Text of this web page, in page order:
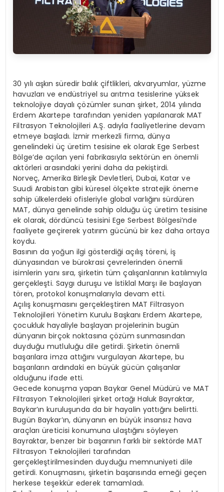
30 yılı aşkın süredir balık çiftlikleri, akvaryumlar, yüzme
havuzları ve endüstriyel su arıtma tesislerine yüksek
teknolojiye dayalı çözümler sunan şirket, 2014 yılında
Erdem Akartepe tarafından yeniden yapılanarak MAT
Filtrasyon Teknolojileri A.Ş. adıyla faaliyetlerine devam
etmeye başladı. İzmir merkezli firma, dünya
genelindeki üç üretim tesisine ek olarak Ege Serbest
Bölge’de açılan yeni fabrikasıyla sektörün en önemli
aktörleri arasındaki yerini daha da pekiştirdi.
Norveç, Amerika Birleşik Devletleri, Dubai, Katar ve
Suudi Arabistan gibi küresel ölçekte stratejik öneme
sahip ülkelerdeki ofisleriyle global varlığını sürdüren
MAT, dünya genelinde sahip olduğu üç üretim tesisine
ek olarak, dördüncü tesisini Ege Serbest Bölgesi’nde
faaliyete geçirerek yatırım gücünü bir kez daha ortaya
koydu.
Basının da yoğun ilgi gösterdiği açılış töreni, iş
dünyasından ve bürokrasi çevrelerinden önemli
isimlerin yanı sıra, şirketin tüm çalışanlarının katılımıyla
gerçekleşti. Saygı duruşu ve İstiklal Marşı ile başlayan
tören, protokol konuşmalarıyla devam etti.
Açılış konuşmasını gerçekleştiren MAT Filtrasyon
Teknolojileri Yönetim Kurulu Başkanı Erdem Akartepe,
çocukluk hayaliyle başlayan projelerinin bugün
dünyanın birçok noktasına çözüm sunmasından
duyduğu mutluluğu dile getirdi. Şirketin önemli
başarılara imza attığını vurgulayan Akartepe, bu
başarıların ardındaki en büyük gücün çalışanlar
olduğunu ifade etti.
Gecede konuşma yapan Baykar Genel Müdürü ve MAT
Filtrasyon Teknolojileri şirket ortağı Haluk Bayraktar,
Baykar’ın kuruluşunda da bir hayalin yattığını belirtti.
Bugün Baykar’ın, dünyanın en büyük insansız hava
araçları üreticisi konumuna ulaştığını söyleyen
Bayraktar, benzer bir başarının farklı bir sektörde MAT
Filtrasyon Teknolojileri tarafından
gerçekleştirilmesinden duyduğu memnuniyeti dile
getirdi. Konuşmasını, şirketin başarısında emeği geçen
herkese teşekkür ederek tamamladı.